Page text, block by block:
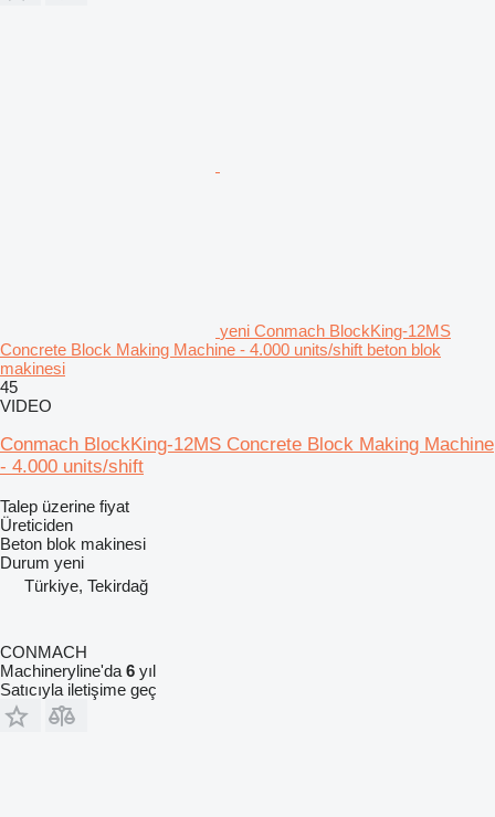
yeni Conmach BlockKing-12MS
Concrete Block Making Machine - 4.000 units/shift beton blok
makinesi
45
VIDEO
Conmach BlockKing-12MS Concrete Block Making Machine
- 4.000 units/shift
Talep üzerine fiyat
Üreticiden
Beton blok makinesi
Durum yeni
Türkiye, Tekirdağ
CONMACH
Machineryline'da 6 yıl
Satıcıyla iletişime geç